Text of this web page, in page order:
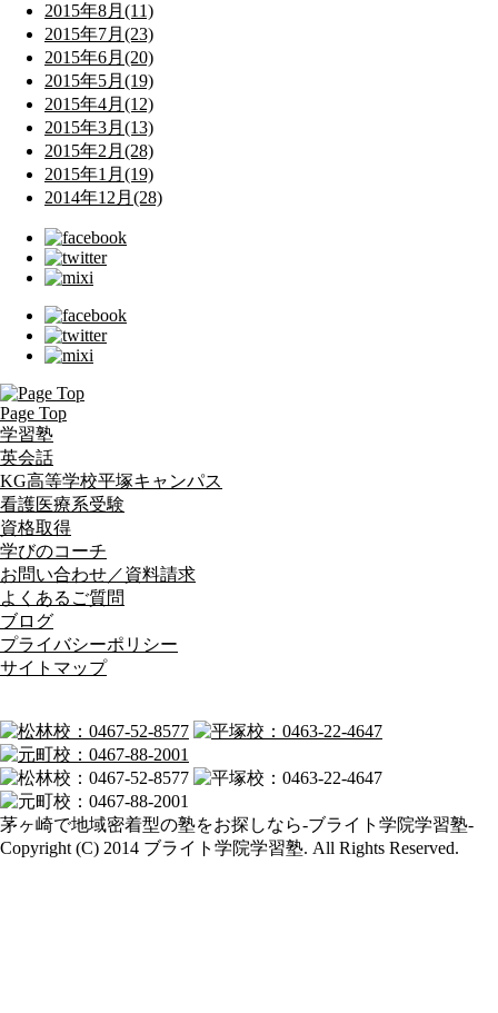
2015年8月(11)
2015年7月(23)
2015年6月(20)
2015年5月(19)
2015年4月(12)
2015年3月(13)
2015年2月(28)
2015年1月(19)
2014年12月(28)
Page Top
学習塾
英会話
KG高等学校平塚キャンパス
看護医療系受験
資格取得
学びのコーチ
お問い合わせ／資料請求
よくあるご質問
ブログ
プライバシーポリシー
サイトマップ
茅ヶ崎で地域密着型の塾をお探しなら-ブライト学院学習塾-
Copyright (C) 2014 ブライト学院学習塾. All Rights Reserved.